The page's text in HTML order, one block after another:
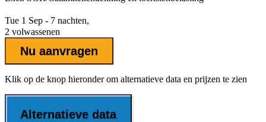
Tue 1 Sep - 7 nachten,
2 volwassenen
Nu aanvragen
Klik op de knop hieronder om alternatieve data en prijzen te zien
Alternatieve data